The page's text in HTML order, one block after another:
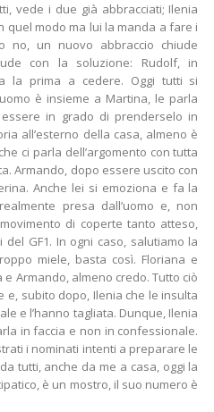
vede i due già abbracciati; Ilenia
quel modo ma lui la manda a fare i
no, un nuovo abbraccio chiude
con la soluzione: Rudolf, in
la prima a cedere. Oggi tutti si
è insieme a Martina, le parla
in grado di prenderselo in
all’esterno della casa, almeno è
ci parla dell’argomento con tutta
Armando, dopo essere uscito con
Anche lei si emoziona e fa la
presa dall’uomo e, non
di coperte tanto atteso,
GF1. In ogni caso, salutiamo la
miele, basta così. Floriana e
Armando, almeno credo. Tutto ciò
e, subito dopo, Ilenia che le insulta
e l’hanno tagliata. Dunque, Ilenia
in faccia e non in confessionale.
i nominati intenti a preparare le
tutti, anche da me a casa, oggi la
è un mostro, il suo numero è